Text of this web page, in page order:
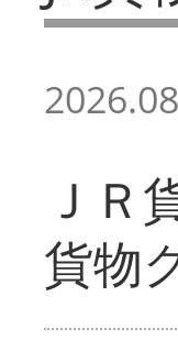
ＪＲ
貨物